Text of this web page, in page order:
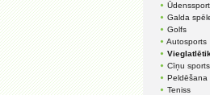
Galda
Golfs
Autosports
Cīņu sports
Peldēšana
Teniss